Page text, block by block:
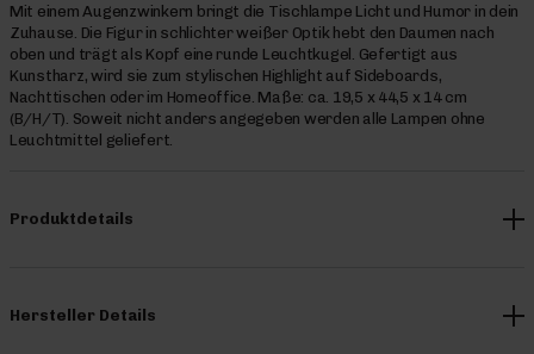
Mit einem Augenzwinkern bringt die Tischlampe Licht und Humor in dein
Zuhause. Die Figur in schlichter weißer Optik hebt den Daumen nach
oben und trägt als Kopf eine runde Leuchtkugel. Gefertigt aus
Kunstharz, wird sie zum stylischen Highlight auf Sideboards,
Nachttischen oder im Homeoffice. Maße: ca. 19,5 x 44,5 x 14 cm
(B/H/T). Soweit nicht anders angegeben werden alle Lampen ohne
Leuchtmittel geliefert.
Produktdetails
Hersteller Details